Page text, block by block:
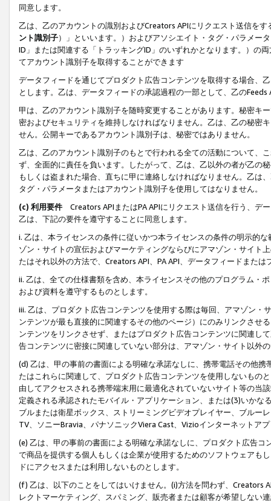
同意します。
乙は、乙のアカウントの識別およびCreators APIにリクエスト送信を
ント識別子）」といいます。）およびアソシエイト・タグ・パラメー
ID」または関連する「トラッキングID」のいずれかとなります。）の
てアカウント識別子を取得することができます
データフィードを通じてプロダクト広告コンテンツを取得する場合、
とします。乙は、データフィードの承認過程の一部として、乙の
甲は、乙のアカウント識別子を随時変更することがあります。秘密キ
密およびセキュリティを維持しなければなりません。乙は、乙の秘密
せん。公開キーであるアカウント識別子は、秘密ではありません。
乙は、乙のアカウント識別子のもとで行われる全ての活動について、
ず、全面的に責任を負います。したがって、乙は、乙以外の者が乙の
もしくは盗まれた場合、直ちに甲に連絡しなければなりません。乙は
タグ・パラメータまたはアカウント識別子を使用してはなりません。
(c) 利用要件 Creators APIまたはPA APIにリクエスト送信を行う、デ
乙は、下記の要件を遵守することに同意します。
i. 乙は、本ライセンスの条件に従いかつ本ライセンスの条件の明示的
ゾン・サイトの宣伝およびマーケティングならびにアマゾン・サイト
たはそれ以外の方法で、Creators API、PA API、データフィードまた
ii. 乙は、全ての仕様書類を含め、本ライセンスその他のプログラム・
および資料を遵守するものとします。
iii. 乙は、プロダクト広告コンテンツを使用する際は毎回、アマゾン
ンテンツが最も直接的に関連するその他のページ）にのみリンクさせ
ンテンツをリンクさせず、またはプロダクト広告コンテンツに関連し
告コンテンツに密接に関連していない部分は、アマゾン・サイト以外
(d) 乙は、甲の事前の書面による明確な承諾なしに、携帯電話その他
たはこれらに関連して、プロダクト広告コンテンツを使用しないもの
由してアクセスされる携帯端末用に最適化されていないサイト等の当
定義される承認されたモバイル・アプリケーション、または(3)いか
ブルまたは衛星ボックス、ストリーミングビデオプレイヤー、ブルー
TV、ソニーBravia、パナソニックViera Cast、Vizioインターネットア
(e) 乙は、甲の事前の書面による明確な承諾なしに、プロダクト広告
で商品を提供する個人もしくは企業が使用するためのソフトウェアも
ドにアクセスまたは利用しないものとします。
(f) 乙は、以下のことをしてはいけません。(i)方法を問わず、Creators
レクトマーケティング、スパミング、販売者または顧客が希望しない